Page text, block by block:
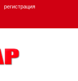
регистрация